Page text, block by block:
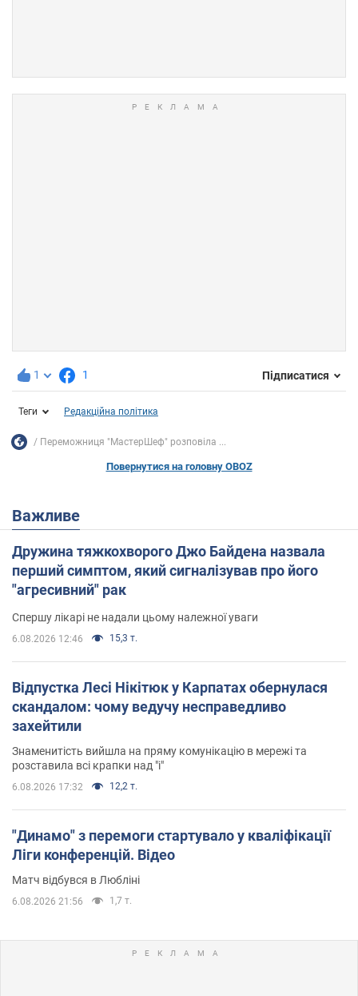
1 1 Підписатися
Теги Редакційна політика
Переможниця "МастерШеф" розповіла ...
Повернутися на головну OBOZ
Важливе
Дружина тяжкохворого Джо Байдена назвала
перший симптом, який сигналізував про його
"агресивний" рак
Спершу лікарі не надали цьому належної уваги
6.08.2026 12:46 15,3 т.
Відпустка Лесі Нікітюк у Карпатах обернулася
скандалом: чому ведучу несправедливо
захейтили
Знаменитість вийшла на пряму комунікацію в мережі та
розставила всі крапки над "і"
6.08.2026 17:32 12,2 т.
"Динамо" з перемоги стартувало у кваліфікації
Ліги конференцій. Відео
Матч відбувся в Любліні
6.08.2026 21:56 1,7 т.